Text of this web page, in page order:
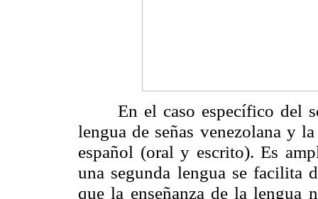
En el caso específico del
lengua de señas venezolana y
español (oral y escrito). Es
una segunda lengua se facilita
que la enseñanza de la lengua